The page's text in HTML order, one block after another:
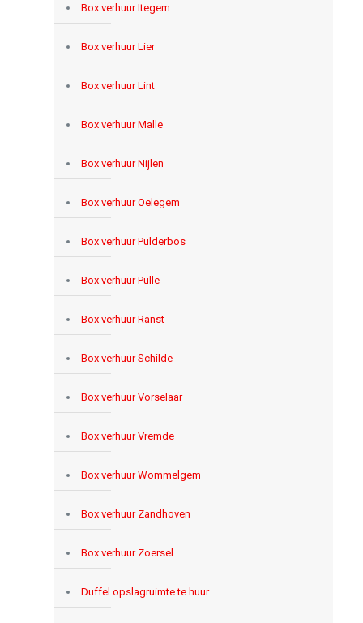
Box verhuur Itegem
Box verhuur Lier
Box verhuur Lint
Box verhuur Malle
Box verhuur Nijlen
Box verhuur Oelegem
Box verhuur Pulderbos
Box verhuur Pulle
Box verhuur Ranst
Box verhuur Schilde
Box verhuur Vorselaar
Box verhuur Vremde
Box verhuur Wommelgem
Box verhuur Zandhoven
Box verhuur Zoersel
Duffel opslagruimte te huur